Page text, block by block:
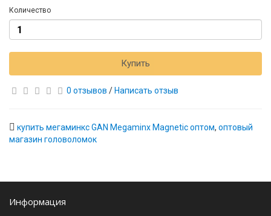
Количество
Купить
0 отзывов / Написать отзыв
купить мегаминкс GAN Megaminx Magnetic оптом, оптовый
магазин головоломок
Информация